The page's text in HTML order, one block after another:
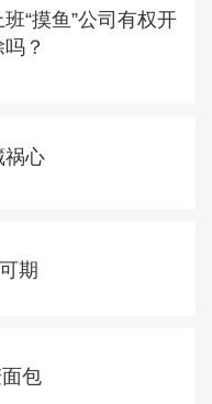
班“摸鱼”公司有权开
吗？
祸心
期
包